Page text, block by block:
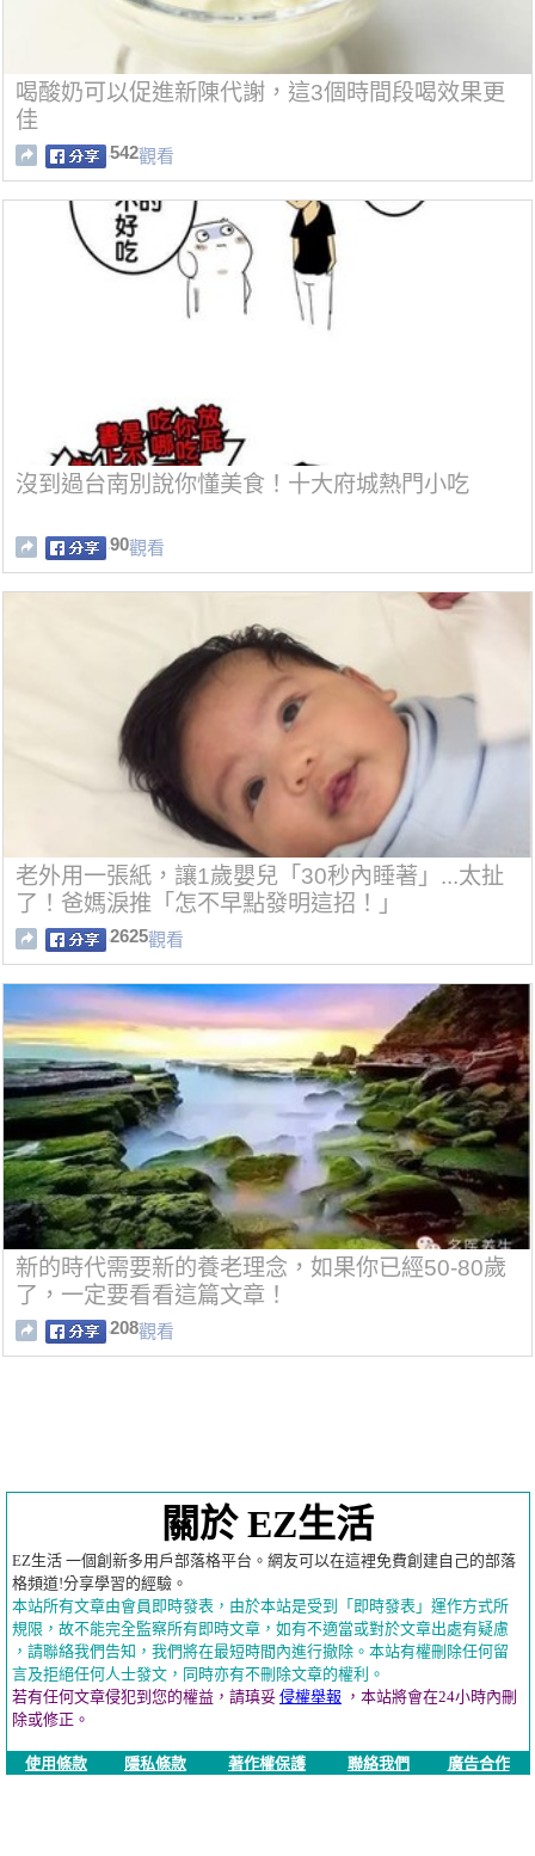
喝酸奶可以促進新陳代謝，這3個時間段喝效果更
佳
542觀看
沒到過台南別說你懂美食！十大府城熱門小吃
90觀看
老外用一張紙，讓1歲嬰兒「30秒內睡著」...太扯
了！爸媽淚推「怎不早點發明這招！」
2625觀看
新的時代需要新的養老理念，如果你已經50-80歲
了，一定要看看這篇文章！
208觀看
關於 EZ生活
EZ生活 一個創新多用戶部落格平台。網友可以在這裡免費創建自己的部落
格頻道!分享學習的經驗。
本站所有文章由會員即時發表，由於本站是受到「即時發表」運作方式所
規限，故不能完全監察所有即時文章，如有不適當或對於文章出處有疑慮
，請聯絡我們告知，我們將在最短時間內進行撤除。本站有權刪除任何留
言及拒絕任何人士發文，同時亦有不刪除文章的權利。
若有任何文章侵犯到您的權益，請瑱妥 侵權舉報 ，本站將會在24小時內刪
除或修正。
使用條款 隱私條款 著作權保護 聯絡我們 廣告合作